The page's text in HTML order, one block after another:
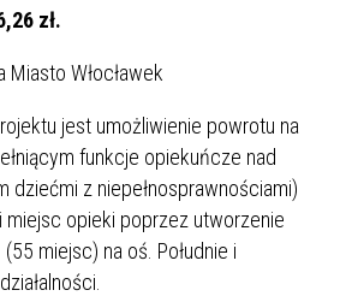
zł.
Miasto Włocławek
jest umożliwienie powrotu na
funkcje opiekuńcze nad
dziećmi z niepełnosprawnościami)
miejsc opieki poprzez utworzenie
miejsc) na oś. Południe i